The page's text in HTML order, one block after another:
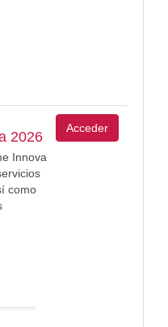
2026
Innova
como
Acceder